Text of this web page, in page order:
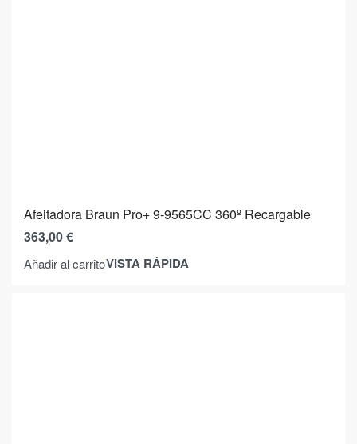
Afeitadora Braun Pro+ 9-9565CC 360º Recargable
363,00€
Añadir al carritoVISTA RÁPIDA